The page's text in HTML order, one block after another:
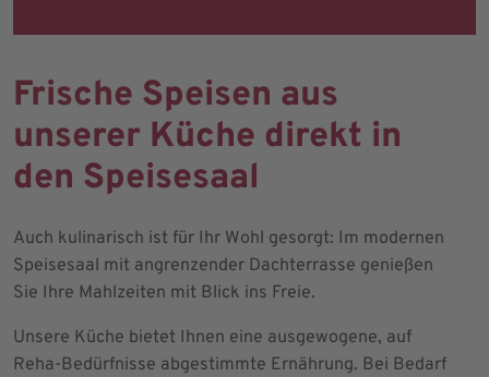
Frische Speisen aus
unserer Küche direkt in
den Speisesaal
Auch kulinarisch ist für Ihr Wohl gesorgt: Im modernen
Speisesaal mit angrenzender Dachterrasse genießen
Sie Ihre Mahlzeiten mit Blick ins Freie.
Unsere Küche bietet Ihnen eine ausgewogene, auf
Reha-Bedürfnisse abgestimmte Ernährung. Bei Bedarf